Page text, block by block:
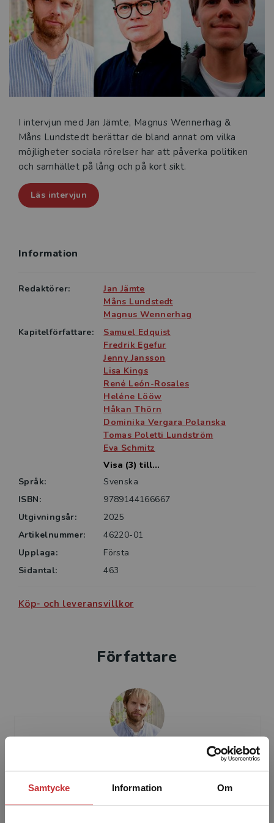
Samtycke Information Om
också de teorier och begrepp som används i
forskningen om sociala rörelser.
De medverkande författarna är forskare i sociologi,
statsveten­skap, historia, socialt arbete, etnologi och
religionshistoria. Boken vänder sig till studenter och
till alla som intresserar sig för det svenska samhällets
utveckling.
I intervjun med Jan Jämte, Magnus Wennerhag &
Måns Lundstedt berättar de bland annat om vilka
möjligheter sociala rörelser har att påverka politiken
och samhället på lång och på kort sikt.
Läs intervjun
Information
Redaktörer:
Jan Jämte
Måns Lundstedt
Magnus Wennerhag
Kapitelförfattare:
Samuel Edquist
Fredrik Egefur
Jenny Jansson
Lisa Kings
René León-Rosales
Heléne Lööw
Håkan Thörn
Dominika Vergara Polanska
Tomas Poletti Lundström
Eva Schmitz
Visa (3) till...
Språk:
Svenska
ISBN:
9789144166667
Utgivningsår:
2025
Artikelnummer:
46220-01
Upplaga:
Första
Sidantal:
463
Köp- och leveransvillkor
Författare
Jan Jämte är docent i statsvetenskap och
lektor i samhällskunskap vid Örebro universitet.